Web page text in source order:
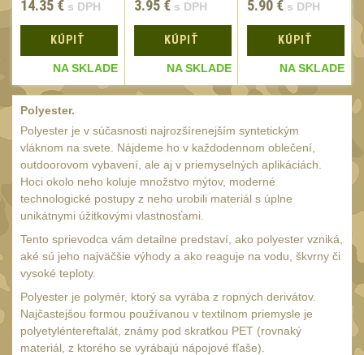
baterie2
baterie5
Svítilny pro
CR123A/16340 Li-Ion
baterie
Kapesní svítilny4
Svietidlá s magnetom 2
Potápačské svietidlá
Laserové značkovače 9
Nabíjačky
Adaptér pro nabíječku8
Akumulátory a baterie
14.35 € s DPH
KÚPIŤ
NA SKLADE
3.95 € s DPH
KÚPIŤ
NA SKLADE
5.90 € s DPH
KÚPIŤ
NA SKLADE
Polyester.
Polyester je v súčasnosti najrozšírenejším syntetickým
vláknom na svete. Nájdeme ho v každodennom oblečení,
outdoorovom vybavení, ale aj v priemyselných aplikáciách.
Hoci okolo neho koluje množstvo mýtov, moderné
technologické postupy z neho urobili materiál s úplne
unikátnymi úžitkovými vlastnosťami.
Tento sprievodca vám detailne predstaví, ako polyester vzniká,
aké sú jeho najväčšie výhody a ako reaguje na vodu, škvrny či
vysoké teploty.
Polyester je polymér, ktorý sa vyrába z ropných derivátov.
Najčastejšou formou používanou v textilnom priemysle je
polyetyléntereftalát, známy pod skratkou PET (rovnaký
materiál, z ktorého se vyrábajú nápojové fľaše).